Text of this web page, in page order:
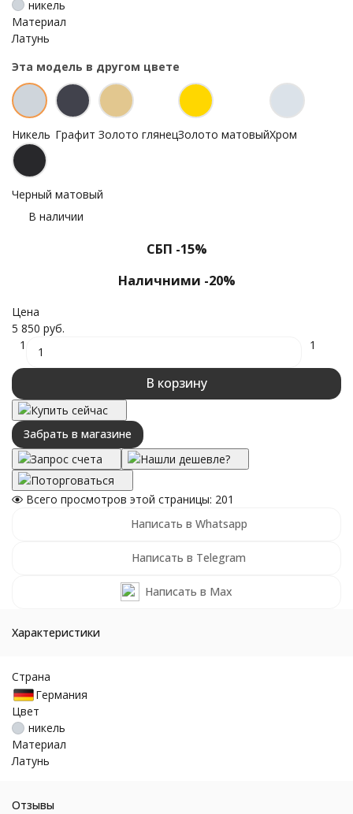
никель
Материал
Латунь
Эта модель в другом цвете
Никель Графит Золото глянецЗолото матовыйХром
Черный матовый
В наличии
СБП -15%
Наличними -20%
Цена
5 850 руб.
1
1
В корзину
Купить сейчас
Забрать в магазине
Запрос счета
Нашли дешевле?
Поторговаться
Всего просмотров этой страницы: 201
Написать в Whatsapp
Написать в Telegram
Написать в Max
Характеристики
Страна
Германия
Цвет
никель
Материал
Латунь
Отзывы